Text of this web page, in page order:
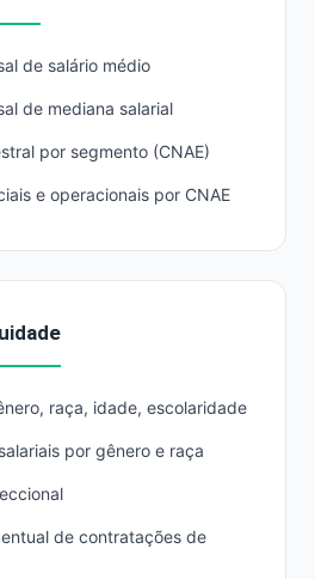
de salário médio
de mediana salarial
por segmento (CNAE)
e operacionais por CNAE
raça, idade, escolaridade
por gênero e raça
de contratações de